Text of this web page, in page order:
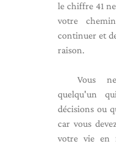
le chiffre 41
votre
continuer et
raison.
Vous
quelqu'un
décisions ou
car vous
votre vie en